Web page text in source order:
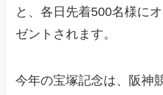
と、各日先着500名様に
ゼントされます。
今年の宝塚記念は、阪神